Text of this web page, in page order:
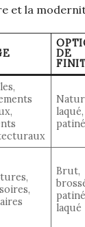
et la
DE
laqué,
patiné
Brut,
laqué